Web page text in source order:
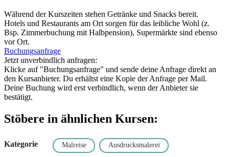
Während der Kurszeiten stehen Getränke und Snacks bereit.
Hotels und Restaurants am Ort sorgen für das leibliche Wohl (z.
Bsp. Zimmerbuchung mit Halbpension), Supermärkte sind ebenso
vor Ort.
Buchungsanfrage
Jetzt unverbindlich anfragen:
Klicke auf "Buchungsanfrage" und sende deine Anfrage direkt an
den Kursanbieter. Du erhältst eine Kopie der Anfrage per Mail.
Deine Buchung wird erst verbindlich, wenn der Anbieter sie
bestätigt.
Stöbere in ähnlichen Kursen:
Kategorie Malreise Ausdrucksmalerei